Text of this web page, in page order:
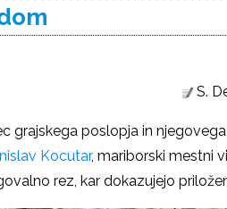
S.
grajskega poslopja in
Kocutar, mariborski mestni
rez, kar dokazujejo